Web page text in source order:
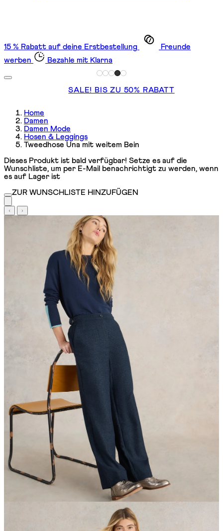
15 % Rabatt auf deine Erstbestellung
Freunde
werben
Bezahle mit Klarna
SALE! BIS ZU 50% RABATT
Home
Damen
Damen Mode
Hosen & Leggings
Tweedhose Una mit weitem Bein
Dieses Produkt ist bald verfügbar! Setze es auf die
Wunschliste, um per E-Mail benachrichtigt zu werden, wenn
es auf Lager ist
ZUR WUNSCHLISTE HINZUFÜGEN